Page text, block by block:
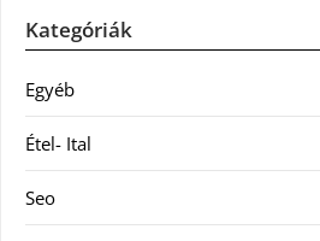
Kategóriák
Egyéb
Étel- Ital
Seo